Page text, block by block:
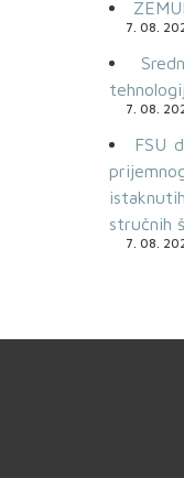
7. 08.
7. 08.
FSU
stručnih
7. 08.